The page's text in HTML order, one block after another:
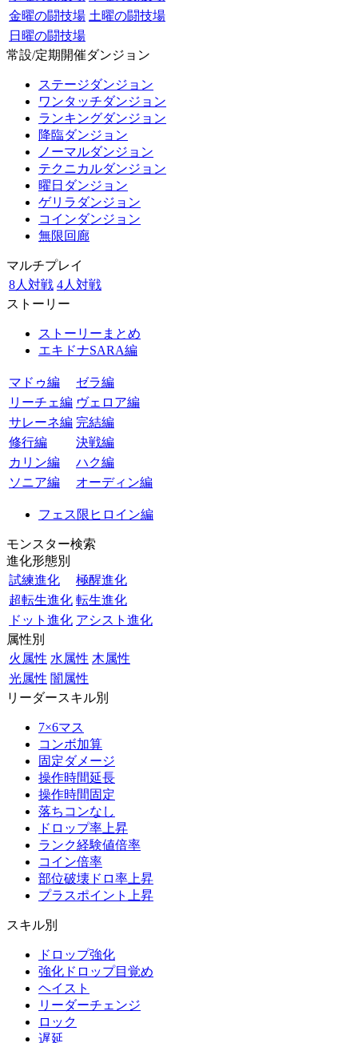
金曜の闘技場 土曜の闘技場
日曜の闘技場
常設/定期開催ダンジョン
ステージダンジョン
ワンタッチダンジョン
ランキングダンジョン
降臨ダンジョン
ノーマルダンジョン
テクニカルダンジョン
曜日ダンジョン
ゲリラダンジョン
コインダンジョン
無限回廊
マルチプレイ
8人対戦 4人対戦
ストーリー
ストーリーまとめ
エキドナSARA編
マドゥ編
ゼラ編
リーチェ編 ヴェロア編
サレーネ編 完結編
修行編
決戦編
カリン編
ハク編
ソニア編
オーディン編
フェス限ヒロイン編
モンスター検索
進化形態別
試練進化
極醒進化
超転生進化 転生進化
ドット進化 アシスト進化
属性別
火属性 水属性 木属性
光属性 闇属性
リーダースキル別
7×6マス
コンボ加算
固定ダメージ
操作時間延長
操作時間固定
落ちコンなし
ドロップ率上昇
ランク経験値倍率
コイン倍率
部位破壊ドロ率上昇
プラスポイント上昇
スキル別
ドロップ強化
強化ドロップ目覚め
ヘイスト
リーダーチェンジ
ロック
遅延